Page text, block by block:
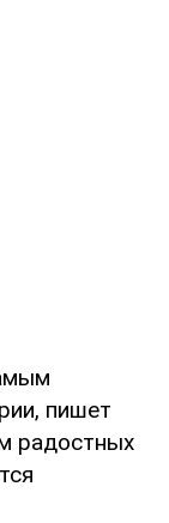
пишет
радостных